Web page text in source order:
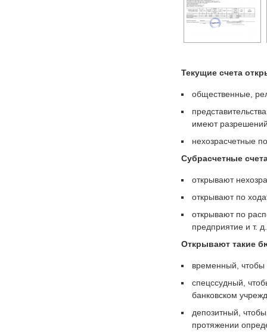
Текущие счета
общественные,
имеют
нехозрасчетные
Субрасчетные
открывают
открывают по
открывают по
предприятие и т. д.
Открывают такие
временный, чтобы
спецссудный,
банковском
депозитный,
протяжении